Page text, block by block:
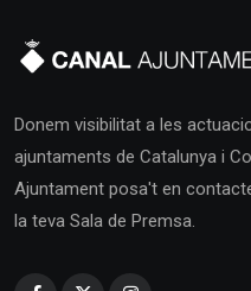
Donem visibilitat a les
ajuntaments de Catalunya i
Ajuntament posa't en
la teva Sala de Premsa.